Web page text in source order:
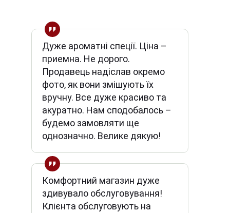
Дуже ароматні спеції. Ціна –
приемна. Не дорого.
Продавець надіслав окремо
фото, як вони змішують їх
вручну. Все дуже красиво та
акуратно. Нам сподобалось –
будемо замовляти ще
однозначно. Велике дякую!
Комфортний магазин дуже
здивувало обслуговування!
Клієнта обслуговують на